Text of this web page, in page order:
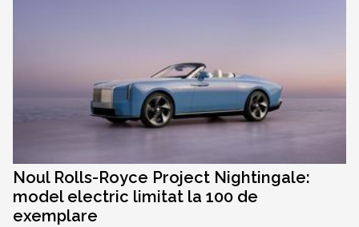
Noul Rolls-Royce Project Nightingale:
model electric limitat la 100 de
exemplare